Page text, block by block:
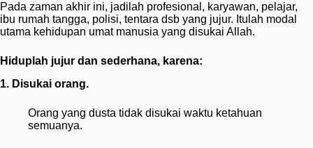
Pada zaman akhir ini, jadilah profesional, karyawan, pelajar,
ibu rumah tangga, polisi, tentara dsb yang jujur. Itulah modal
utama kehidupan umat manusia yang disukai Allah.
Hiduplah jujur dan sederhana, karena:
1. Disukai orang.
Orang yang dusta tidak disukai waktu ketahuan
semuanya.